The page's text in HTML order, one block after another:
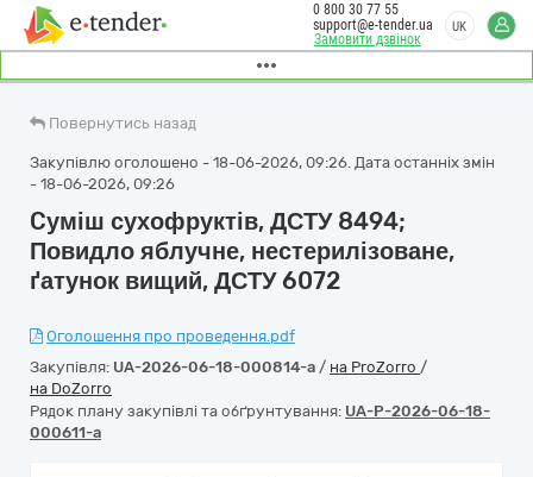
Замовити дзвінок
0 800 30 77 55
support@e-tender.ua
UK
Повернутись назад
Закупівлю оголошено - 18-06-2026, 09:26. Дата останніх змін
- 18-06-2026, 09:26
Cуміш сухофруктів, ДСТУ 8494;
Повидло яблучне, нестерилізоване,
ґатунок вищий, ДСТУ 6072
Оголошення про проведення.pdf
Закупівля: UA-2026-06-18-000814-a / на ProZorro /
на DoZorro
Рядок плану закупівлі та обґрунтування: UA-P-2026-06-18-
000611-a